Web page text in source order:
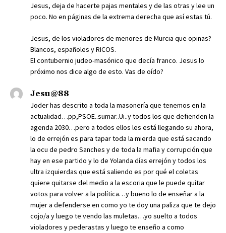
Jesus, deja de hacerte pajas mentales y de las otras y lee un
poco. No en páginas de la extrema derecha que así estas tú.
Jesus, de los violadores de menores de Murcia que opinas?
Blancos, españoles y RICOS.
El contubernio judeo-masónico que decía franco. Jesus lo
próximo nos dice algo de esto. Vas de oído?
Jesu@88
Joder has descrito a toda la masonería que tenemos en la
actualidad…pp,PSOE..sumar..Ui..y todos los que defienden la
agenda 2030…pero a todos ellos les está llegando su ahora,
lo de errejón es para tapar toda la mierda que está sacando
la ocu de pedro Sanches y de toda la mafia y corrupción que
hay en ese partido y lo de Yolanda días errejón y todos los
ultra izquierdas que está saliendo es por qué el coletas
quiere quitarse del medio a la escoria que le puede quitar
votos para volver a la política…y bueno lo de enseñar a la
mujer a defenderse en como yo te doy una paliza que te dejo
cojo/a y luego te vendo las muletas…yo suelto a todos
violadores y pederastas y luego te enseño a como